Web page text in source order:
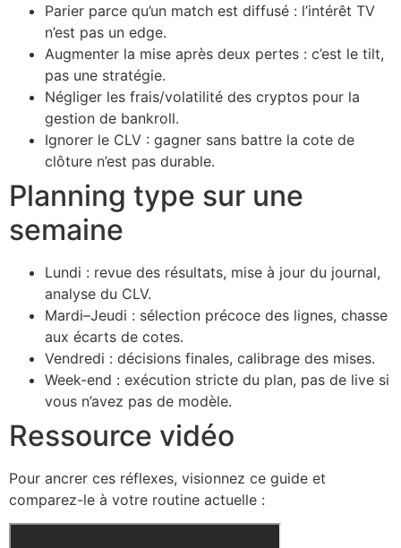
Parier parce qu’un match est diffusé : l’intérêt TV
n’est pas un edge.
Augmenter la mise après deux pertes : c’est le tilt,
pas une stratégie.
Négliger les frais/volatilité des cryptos pour la
gestion de bankroll.
Ignorer le CLV : gagner sans battre la cote de
clôture n’est pas durable.
Planning type sur une
semaine
Lundi : revue des résultats, mise à jour du journal,
analyse du CLV.
Mardi–Jeudi : sélection précoce des lignes, chasse
aux écarts de cotes.
Vendredi : décisions finales, calibrage des mises.
Week-end : exécution stricte du plan, pas de live si
vous n’avez pas de modèle.
Ressource vidéo
Pour ancrer ces réflexes, visionnez ce guide et
comparez-le à votre routine actuelle :